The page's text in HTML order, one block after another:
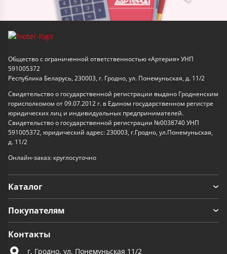
Общество с ограниченной ответственностью «Артерия» УНП
591005372
Республика Беларусь, 230003, г. Гродно, ул. Понемуньская, д. 11/2
Свидетельство о государственной регистрации выдано Гродненским
горисполкомом от 09.07.2012 г. в Едином государственном регистре
юридических лиц и индивидуальных предпринимателей.
Свидетельство о государственной регистрации №0038740 УНП
591005372, юридический адрес: 230003, г.Гродно, ул.Понемуньская,
д. 11/2
Онлайн-заказ: круглосуточно
Каталог
Покупателям
Контакты
г. Гродно, ул. Понемуньская 11/2